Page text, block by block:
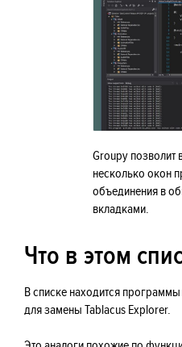
Groupy позволит
несколько окон
объединения в
вкладками.
Что в этом
В списке находится
для замены Tablacus Explorer.